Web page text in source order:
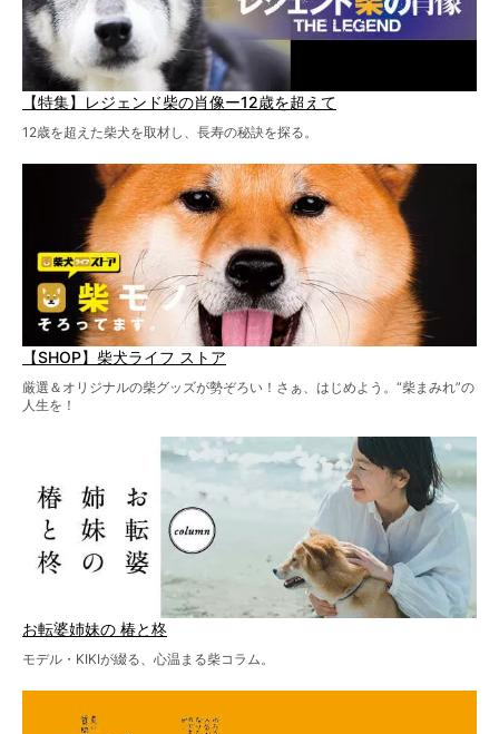
【特集】レジェンド柴の肖像ー12歳を超えて
12歳を超えた柴犬を取材し、長寿の秘訣を探る。
【SHOP】柴犬ライフ ストア
厳選＆オリジナルの柴グッズが勢ぞろい！さぁ、はじめよう。“柴まみれ”の
人生を！
お転婆姉妹の 椿と柊
モデル・KIKIが綴る、心温まる柴コラム。